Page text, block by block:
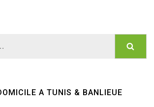
A TUNIS & BANLIEUE